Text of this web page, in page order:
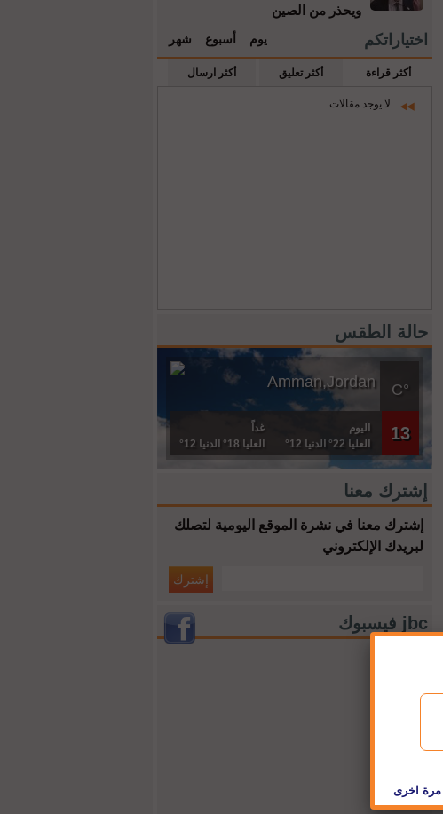
ويحذر من الصين
اختياراتكم يوم أسبوع شهر
أكثر قراءة أكثر تعليق أكثر ارسال
لا يوجد مقالات
حالة الطقس
°C
Amman,Jordan
13
اليوم
العليا 22° الدنيا 12°
غداً
العليا 18° الدنيا 12°
إشترك معنا
إشترك معنا في نشرة الموقع اليومية لتصلك
لبريدك الإلكتروني
jbc فيسبوك